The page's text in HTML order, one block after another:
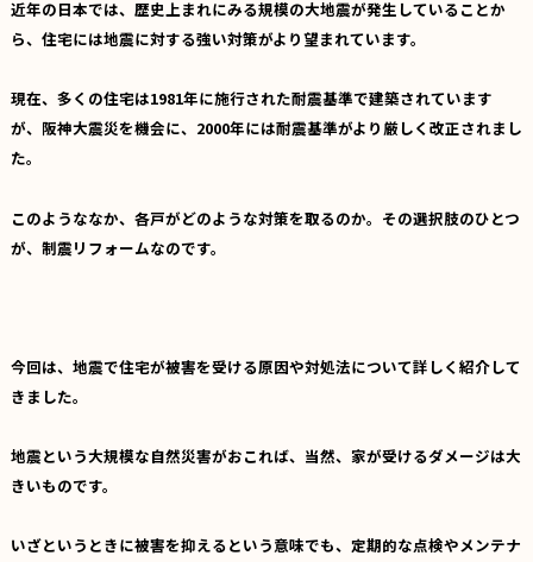
近年の日本では、歴史上まれにみる規模の大地震が発生していることか
ら、住宅には地震に対する強い対策がより望まれています。
現在、多くの住宅は1981年に施行された耐震基準で建築されています
が、阪神大震災を機会に、2000年には耐震基準がより厳しく改正されまし
た。
このようななか、各戸がどのような対策を取るのか――。その選択肢のひとつ
が、制震リフォームなのです。
今回は、地震で住宅が被害を受ける原因や対処法について詳しく紹介して
きました。
地震という大規模な自然災害がおこれば、当然、家が受けるダメージは大
きいものです。
いざというときに被害を抑えるという意味でも、定期的な点検やメンテナ